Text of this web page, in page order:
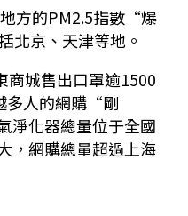
方的PM2.5指數“爆
北京、天津等地。
商城售出口罩逾1500
多人的網購“剛
淨化器總量位于全國
，網購總量超過上海